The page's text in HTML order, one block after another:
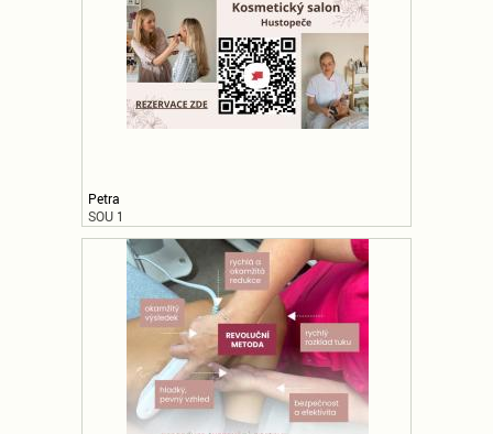
Petra
SOU 1